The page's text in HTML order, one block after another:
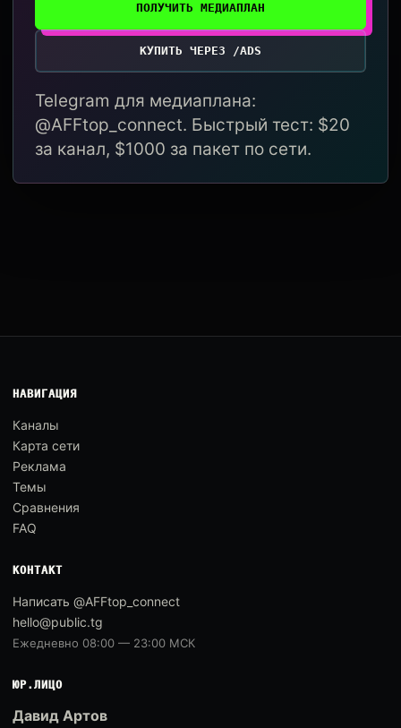
ПОЛУЧИТЬ МЕДИАПЛАН
КУПИТЬ ЧЕРЕЗ /ADS
Telegram для медиаплана:
@AFFtop_connect. Быстрый тест: $20
за канал, $1000 за пакет по сети.
НАВИГАЦИЯ
Каналы
Карта сети
Реклама
Темы
Сравнения
FAQ
КОНТАКТ
Написать @AFFtop_connect
hello@public.tg
Ежедневно 08:00 — 23:00 МСК
ЮР.ЛИЦО
Давид Артов